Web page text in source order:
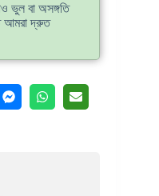
ভুল বা অসঙ্গতি
আমরা দ্রুত